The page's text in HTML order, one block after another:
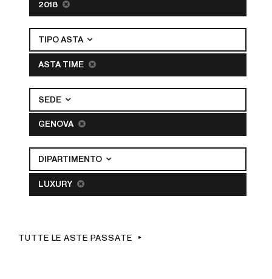
2018
TIPO ASTA
ASTA TIME
SEDE
GENOVA
DIPARTIMENTO
LUXURY
TUTTE LE ASTE PASSATE